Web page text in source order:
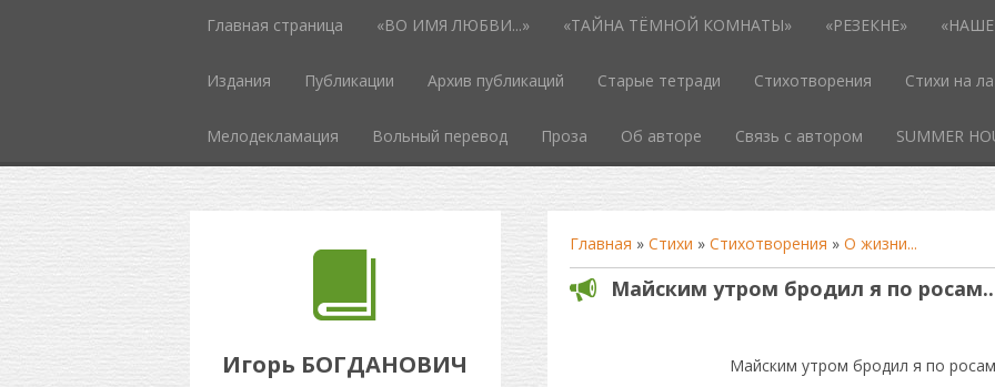
Главная страница «ВО ИМЯ ЛЮБВИ...» «ТАЙНА ТЁМНОЙ КОМНАТЫ» «РЕЗЕКНЕ»
Издания Публикации Архив публикаций Старые тетради Стихотворения Стихи на
Мелодекламация Вольный перевод Проза Об авторе Связь с автором SUMMER
Игорь БОГДАНОВИЧ
Главная » Стихи » Стихотворения » О жизни...
Майским утром бродил я по
Майским утром бродил я по